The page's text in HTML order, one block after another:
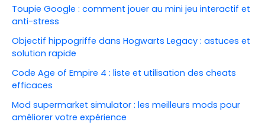
Toupie Google : comment jouer au mini jeu interactif et
anti-stress
Objectif hippogriffe dans Hogwarts Legacy : astuces et
solution rapide
Code Age of Empire 4 : liste et utilisation des cheats
efficaces
Mod supermarket simulator : les meilleurs mods pour
améliorer votre expérience